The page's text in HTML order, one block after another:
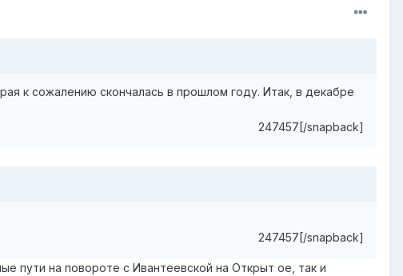
к сожалению скончалась в прошлом году. Итак, в декабре
247457[/snapback]
247457[/snapback]
пути на повороте с Ивантеевской на Открыт ое, так и